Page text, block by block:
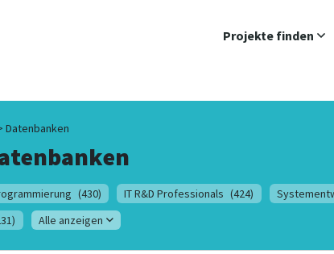
Projekte finden
Datenbanken
(430) IT R&D Professionals (424)
Alle anzeigen